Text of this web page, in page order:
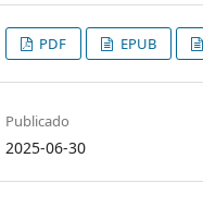
PDF EPUB
Publicado
2025-06-30